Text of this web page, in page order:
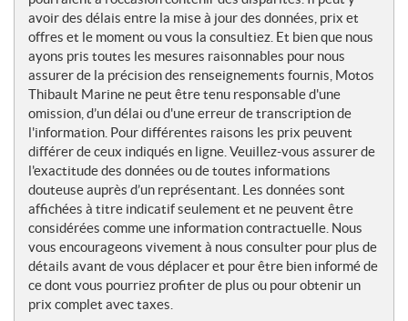
avoir des délais entre la mise à jour des données, prix et
offres et le moment ou vous la consultiez. Et bien que nous
ayons pris toutes les mesures raisonnables pour nous
assurer de la précision des renseignements fournis, Motos
Thibault Marine ne peut être tenu responsable d'une
omission, d’un délai ou d'une erreur de transcription de
l'information. Pour différentes raisons les prix peuvent
différer de ceux indiqués en ligne. Veuillez-vous assurer de
l'exactitude des données ou de toutes informations
douteuse auprès d’un représentant. Les données sont
affichées à titre indicatif seulement et ne peuvent être
considérées comme une information contractuelle. Nous
vous encourageons vivement à nous consulter pour plus de
détails avant de vous déplacer et pour être bien informé de
ce dont vous pourriez profiter de plus ou pour obtenir un
prix complet avec taxes.